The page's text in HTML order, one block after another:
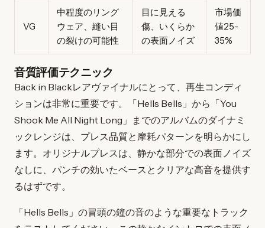
VG
中程度のリング
ウェア、縫い目
の裂けの可能性
目に見える
傷、いくらか
の表面ノイズ
市場価
値25-
35%
音質評価テクニック
Back in Blackレアヴァイナルにとって、再生コンディ
ションは非常に重要です。「Hells Bells」から「You
Shook Me All Night Long」までのアルバムのダイナミ
ックレンジは、プレス品質と摩耗パターンを明らかにし
ます。オリジナルプレスは、静かな部分での表面ノイズ
なしに、パンチの効いたベースとクリアな高音を提供す
るはずです。
「Hells Bells」の冒頭の鐘の音のような重要なトラック